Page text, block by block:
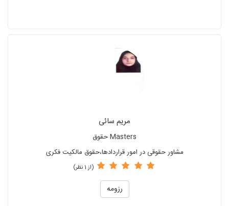
مریم سائی
Masters حقوق
مشاور حقوقی در امور قراردادها،حقوق مالکیت فکری
(از 1 نظر)
رزومه